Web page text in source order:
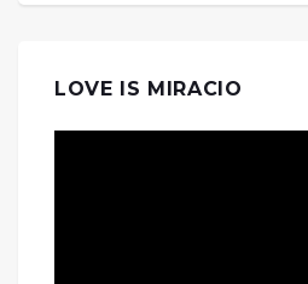
LOVE IS MIRACIO